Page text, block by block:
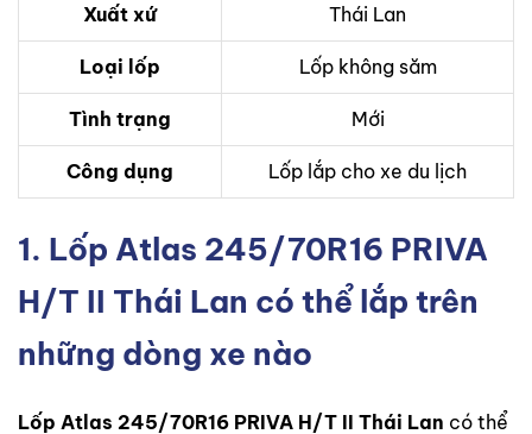
Xuất xứ Thái Lan
Loại lốp Lốp không săm
Tình trạng Mới
Công dụng Lốp lắp cho xe du lịch
1. Lốp Atlas 245/70R16 PRIVA
H/T II Thái Lan có thể lắp trên
những dòng xe nào
Lốp Atlas 245/70R16 PRIVA H/T II Thái Lan có thể